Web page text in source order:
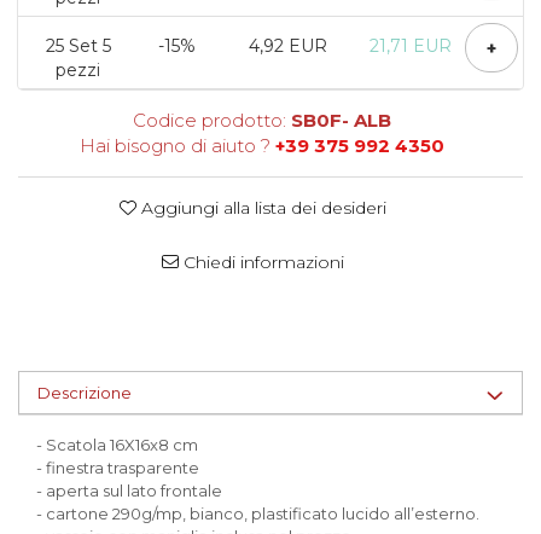
Scatole per Panettone e Rotoli
Dolci
Scatole per Uova e Figure di
Cioccolato
Scatole Senza Finestra per Mini
25Set 5
pezzi
-15% 4,92 EUR 21,71 EUR +
Codice prodotto: SB0F- ALB
Hai bisogno di aiuto ? +39 375 992 4350
Aggiungi alla lista dei desideri
Chiedi informazioni
Descrizione
- Scatola 16X16x8 cm
- finestra trasparente
- aperta sul lato frontale
- cartone 290g/mp, bianco, plastificato lucido all’esterno.